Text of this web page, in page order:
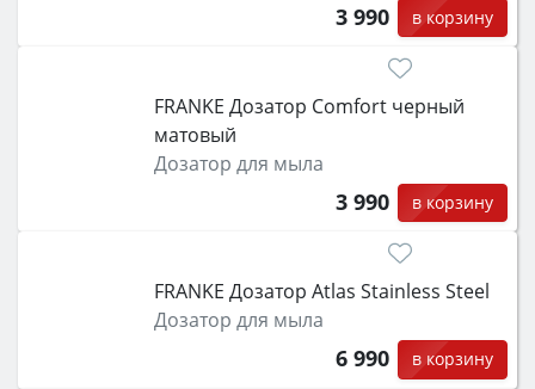
3 990 в корзину
FRANKE Дозатор Comfort черный
матовый
Дозатор для мыла
3 990 в корзину
FRANKE Дозатор Atlas Stainless Steel
Дозатор для мыла
6 990 в корзину